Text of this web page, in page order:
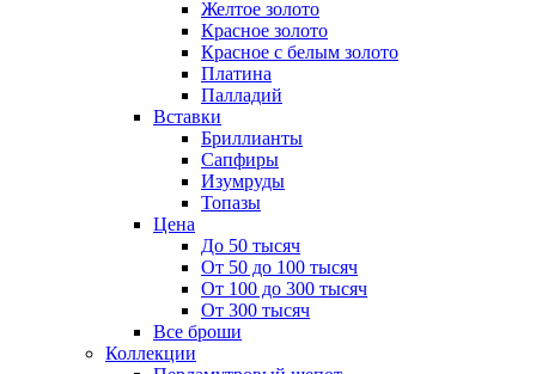
Желтое золото
Красное золото
Красное с белым золото
Платина
Палладий
Вставки
Бриллианты
Сапфиры
Изумруды
Топазы
Цена
До 50 тысяч
От 50 до 100 тысяч
От 100 до 300 тысяч
От 300 тысяч
Все броши
Коллекции